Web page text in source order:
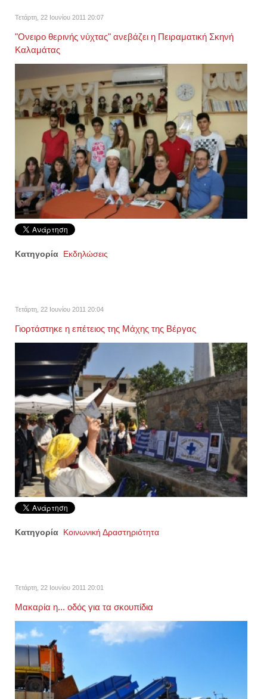
Τετάρτη, 22 Ιουνίου 2011 20:07
"Ονειρο θερινής νύχτας" ανεβάζει η Πειραματική Σκηνή
Καλαμάτας
Κατηγορία Εκδηλώσεις
Τετάρτη, 22 Ιουνίου 2011 20:04
Γιορτάστηκε η επέτειος της Μάχης της Βέργας
Κατηγορία Κοινωνική Δραστηριότητα
Τετάρτη, 22 Ιουνίου 2011 20:01
Μακαρία η... οδός για τα σκουπίδια